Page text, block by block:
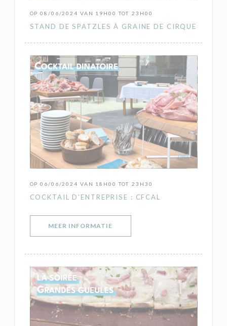
OP 08/06/2024 VAN 19H00 TOT 23H00
STAND DE SPATZLES À GRAINE DE CIRQUE
OP 06/06/2024 VAN 18H00 TOT 23H30
COCKTAIL D'ENTREPRISE : CFCAL
MEER INFORMATIE